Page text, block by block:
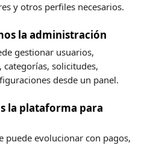
y otros perfiles necesarios.
la administración
gestionar usuarios,
categorías, solicitudes,
desde un panel.
la plataforma para
puede evolucionar con pagos,